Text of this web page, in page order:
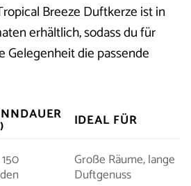
Breeze Duftkerze ist in
erhältlich, sodass du für
Gelegenheit die passende
IDEAL FÜR
Große Räume, lange
Duftgenuss